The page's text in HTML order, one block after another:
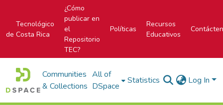
Tecnológico
de Costa Rica
¿Cómo
publicar en
el
Repositorio
TEC?
Políticas
Recursos
Educativos
Communities
& Collections
All of
DSpace
Statistics Log In